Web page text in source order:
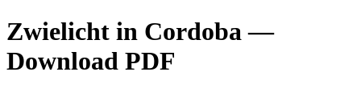
Zwielicht in Cordoba —
Download PDF